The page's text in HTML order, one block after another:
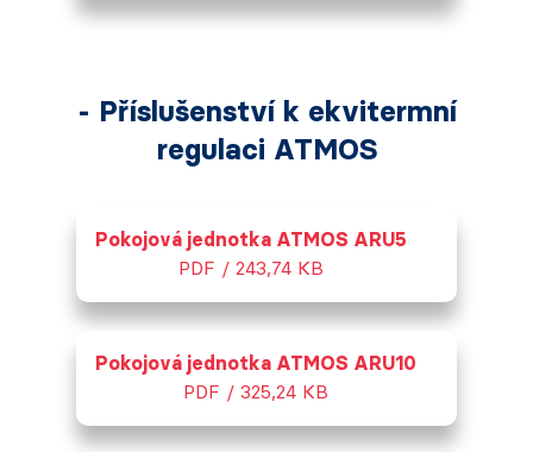
- Příslušenství k ekvitermní
regulaci ATMOS
Pokojová jednotka ATMOS ARU5
PDF / 243,74 KB
Pokojová jednotka ATMOS ARU10
PDF / 325,24 KB